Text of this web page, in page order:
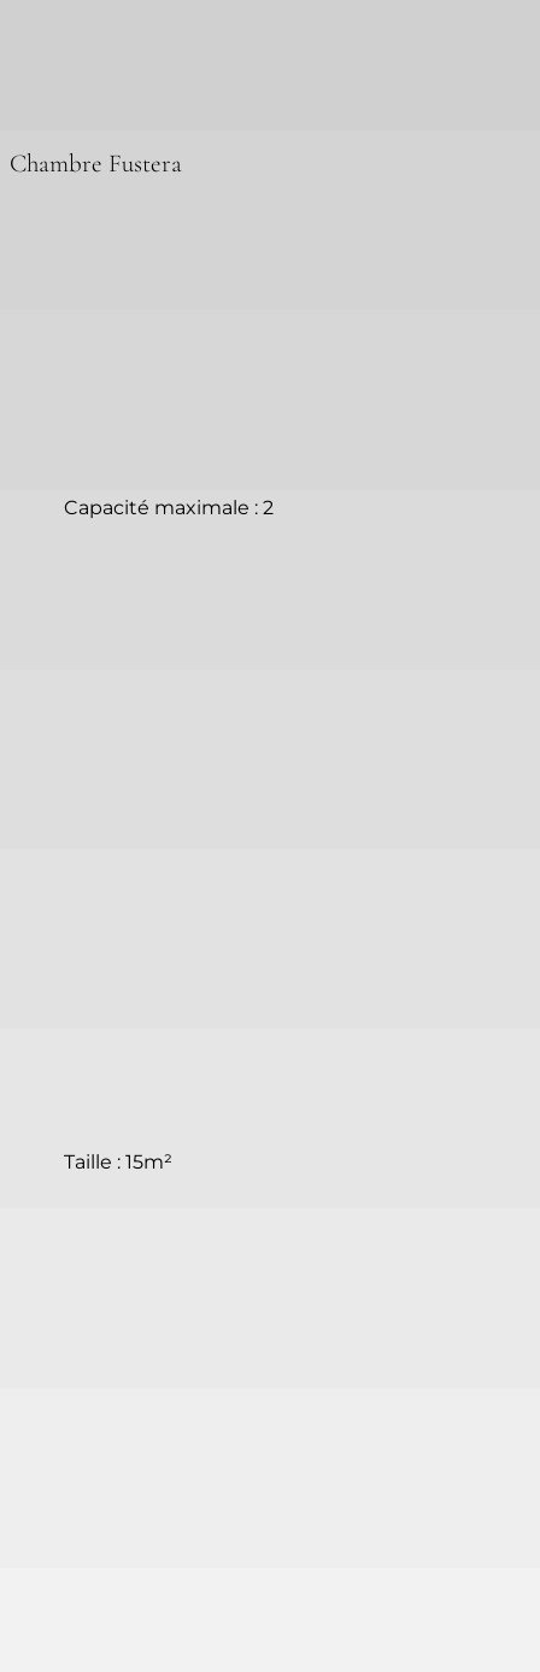
Chambre Fustera
Capacité maximale : 2
Taille : 15m²